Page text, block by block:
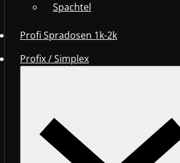
Spachtel
Profi Spradosen 1k-2k
Profix / Simplex